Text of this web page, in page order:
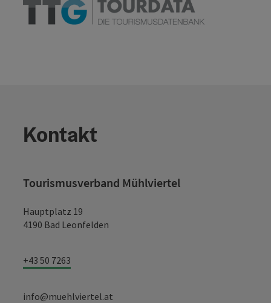
Kontakt
Tourismusverband Mühlviertel
Hauptplatz 19
4190 Bad Leonfelden
+43 50 7263
info@muehlviertel.at